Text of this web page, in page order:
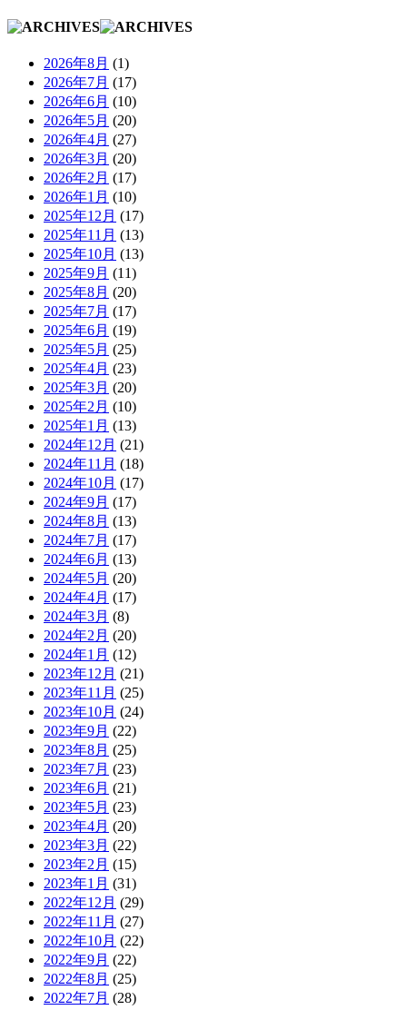
2026年8月 (1)
2026年7月 (17)
2026年6月 (10)
2026年5月 (20)
2026年4月 (27)
2026年3月 (20)
2026年2月 (17)
2026年1月 (10)
2025年12月 (17)
2025年11月 (13)
2025年10月 (13)
2025年9月 (11)
2025年8月 (20)
2025年7月 (17)
2025年6月 (19)
2025年5月 (25)
2025年4月 (23)
2025年3月 (20)
2025年2月 (10)
2025年1月 (13)
2024年12月 (21)
2024年11月 (18)
2024年10月 (17)
2024年9月 (17)
2024年8月 (13)
2024年7月 (17)
2024年6月 (13)
2024年5月 (20)
2024年4月 (17)
2024年3月 (8)
2024年2月 (20)
2024年1月 (12)
2023年12月 (21)
2023年11月 (25)
2023年10月 (24)
2023年9月 (22)
2023年8月 (25)
2023年7月 (23)
2023年6月 (21)
2023年5月 (23)
2023年4月 (20)
2023年3月 (22)
2023年2月 (15)
2023年1月 (31)
2022年12月 (29)
2022年11月 (27)
2022年10月 (22)
2022年9月 (22)
2022年8月 (25)
2022年7月 (28)